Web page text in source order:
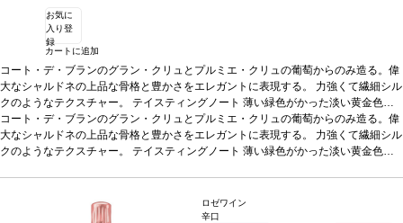
お気に
入り登
録
カートに追加
コート・デ・ブランのグラン・クリュとプルミエ・クリュの葡萄からのみ造る。偉
大なシャルドネの上品な骨格と豊かさをエレガントに表現する。 力強くて繊細シル
クのようなテクスチャー。 テイスティングノート 薄い緑色がかった淡い黄金色
で、きめ細かな泡が立ち上る。繊細な花のノーズを示し、アカシアの花、サンザシ
のフレッシュなアロマを伴い、ブリオッシュ、ハチミツ、アーモンド、柑橘類の魅
力的な芳香が加わる。滑らかなテクスチャーの味わいは、繊細でありながら豊満。
アペリティフに最適、またシャンパーニュの熟成感とコクは、白身
肉、海老、魚のグリルなどと良く合う。
葡萄品種
コート・デ・ブランのグラン・クリュとプルミエ・クリュの葡萄からのみ造る。偉
大なシャルドネの上品な骨格と豊かさをエレガントに表現する。 力強くて繊細シル
クのようなテクスチャー。 テイスティングノート 薄い緑色がかった淡い黄金色
力的な芳香が加わる。滑らかなテクスチャーの味わいは、繊細でありながら豊満。
より力強いアロマ（ヘーゼルナッツ、グレープフルーツ、トースト）は、非常に洗
ロゼワイン
辛口